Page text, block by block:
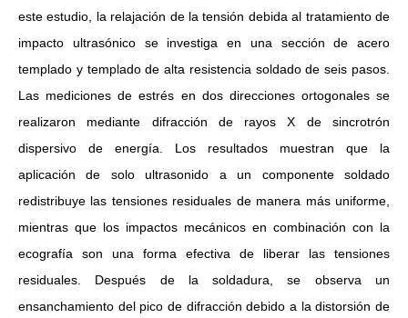
Tecnología de corte de pasteles ultrasónico
La aplicación de la ultrasónica en la industria de la costura refleja
este estudio, la relajación de la tensión debida al tratamiento de
impacto ultrasónico se investiga en una sección de acero
templado y templado de alta resistencia soldado de seis pasos.
Las mediciones de estrés en dos direcciones ortogonales se
realizaron mediante difracción de rayos X de sincrotrón
dispersivo de energía. Los resultados muestran que la
aplicación de solo ultrasonido a un componente soldado
redistribuye las tensiones residuales de manera más uniforme,
mientras que los impactos mecánicos en combinación con la
ecografía son una forma efectiva de liberar las tensiones
residuales. Después de la soldadura, se observa un
ensanchamiento del pico de difracción debido a la distorsión de